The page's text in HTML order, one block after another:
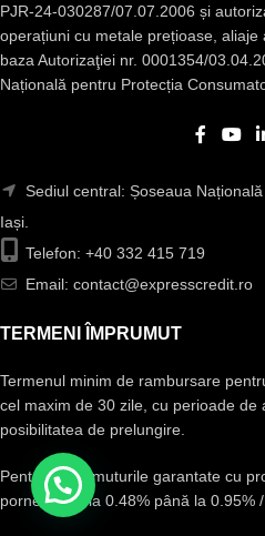
PJR-24-030287/07.07.2006 și
operațiuni cu metale prețioase,
baza Autorizaţiei nr. 0001354/
Națională pentru Protecția
Sediul central: Șoseaua
Iași.
Telefon: +40 332 415 719
Email: contact@expresscredit.ro
TERMENI ÎMPRUMUT
Termenul minim de rambursare
cel maxim de 30 zile, cu perioade de
posibilitatea de prelungire.
Pentru împrumuturile garantate cu
pornește de la 0.48% până la 0.95% /